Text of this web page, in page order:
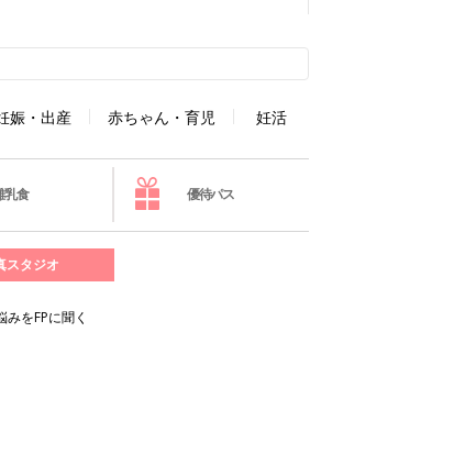
娠・出産 赤ちゃん・育児 妊活
乳食 優待パス
スタジオ
をFPに聞く